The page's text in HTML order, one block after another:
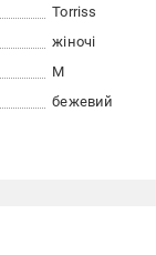
Torriss
жіночі
M
бежевий